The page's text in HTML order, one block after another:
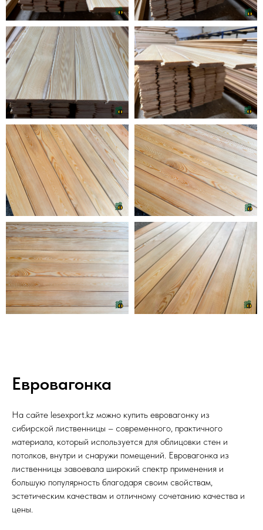
Евровагонка
На сайте lesexport.kz можно купить евровагонку из
сибирской лиственницы – современного, практичного
материала, который используется для облицовки стен и
потолков, внутри и снаружи помещений. Евровагонка из
лиственницы завоевала широкий спектр применения и
большую популярность благодаря своим свойствам,
эстетическим качествам и отличному сочетанию качества и
цены.